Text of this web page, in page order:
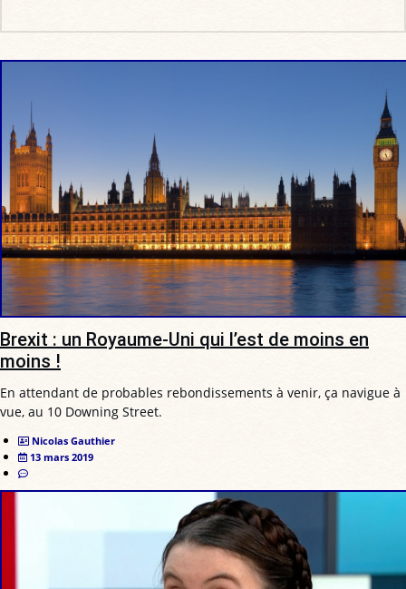
Brexit : un Royaume-Uni qui l’est de moins en
moins !
En attendant de probables rebondissements à venir, ça navigue à
vue, au 10 Downing Street.
Nicolas Gauthier
13 mars 2019